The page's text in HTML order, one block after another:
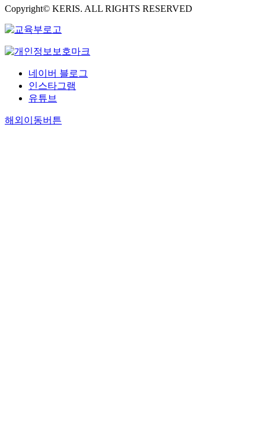
Copyright© KERIS. ALL RIGHTS RESERVED
네이버 블로그
인스타그램
유튜브
해외이동버튼